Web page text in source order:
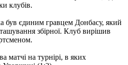
клубів.
був єдиним гравцем Донбасу, який
збірної. Клуб вирішив
матчі на турнірі, в яких